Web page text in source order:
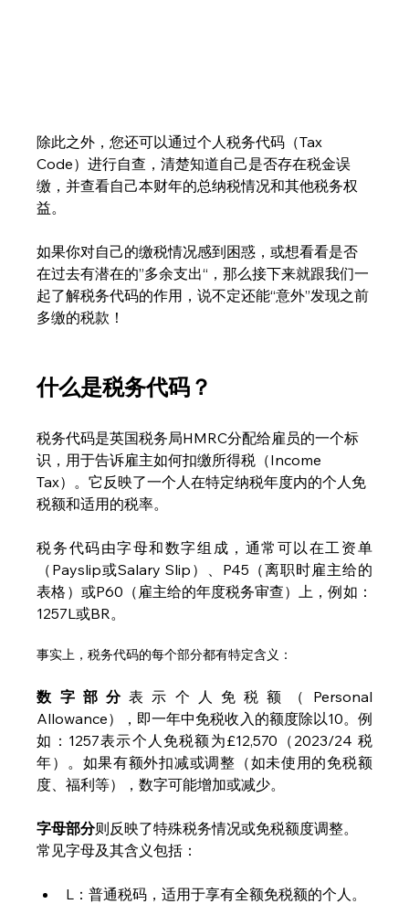
除此之外，您还可以通过个人税务代码（Tax
Code）进行自查，清楚知道自己是否存在税金误
缴，并查看自己本财年的总纳税情况和其他税务权
益。
如果你对自己的缴税情况感到困惑，或想看看是否
在过去有潜在的”多余支出“，那么接下来就跟我们一
起了解税务代码的作用，说不定还能“意外”发现之前
多缴的税款！
什么是税务代码？
税务代码是英国税务局HMRC分配给雇员的一个标
识，用于告诉雇主如何扣缴所得税（Income
Tax）。它反映了一个人在特定纳税年度内的个人免
税额和适用的税率。
税务代码由字母和数字组成，通常可以在工资单
（Payslip或Salary Slip）、P45（离职时雇主给的
表格）或P60（雇主给的年度税务审查）上，例如：
1257L或BR。
事实上，税务代码的每个部分都有特定含义：
数字部分表示个人免税额（Personal
Allowance），即一年中免税收入的额度除以10。例
如：1257表示个人免税额为£12,570（2023/24 税
年）。如果有额外扣减或调整（如未使用的免税额
度、福利等），数字可能增加或减少。
字母部分则反映了特殊税务情况或免税额度调整。
常见字母及其含义包括：
L：普通税码，适用于享有全额免税额的个人。